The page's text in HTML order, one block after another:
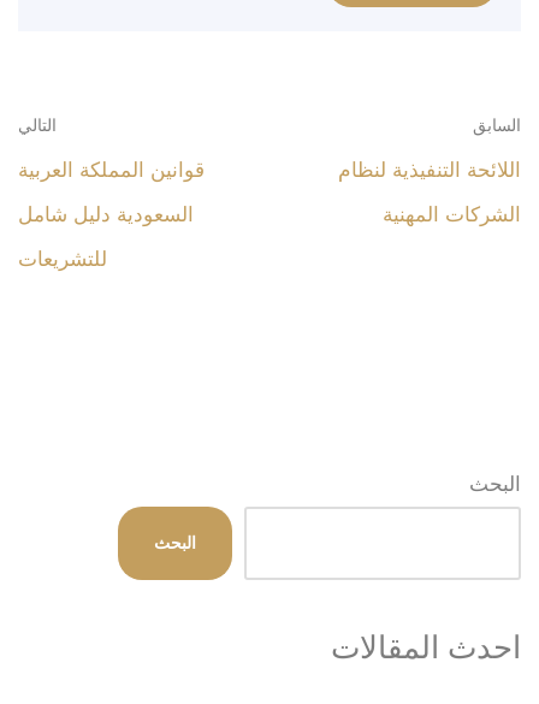
السابق
اللائحة التنفيذية لنظام
الشركات المهنية
التالي
قوانين المملكة العربية
السعودية دليل شامل
للتشريعات
البحث
البحث
احدث المقالات